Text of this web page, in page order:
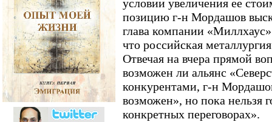
условии увеличения ее
позицию г-н Мордашов
глава компании
что российская
Отвечая на вчера прямой
возможен ли альянс
конкурентами, г-н
возможен», но пока нельзя
конкретных переговорах».